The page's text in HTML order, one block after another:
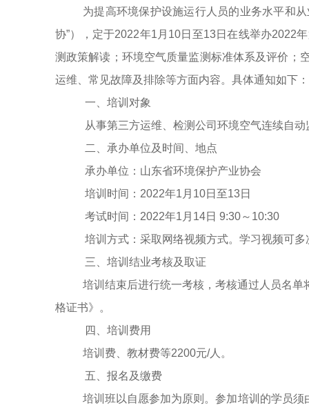
为提高环境保护设施运行人员的业务水平和
协”），定于2022年1 月 10日至13日在线举办2022
测政策解读；环境空气质量监测标准体系及评价；
运维、常见故障及排除等方面内容。 具体通知如下：
一、培训对象
从事第三方运维 、检测公司环境空气连续自动
二、承办单位及时间、地点
承办单位： 山东省环境保护产业协会
培训时间：2022年1月10日至13日
考试时间： 2022年1月14日 9:30～10:30
培训方式：采取网络视频方式。学习视频可
三、培训结业考核及取证
培训结束后进行统一考核，考核通过人员名
格证书》。
四、培训费用
培训费、教材费等2200元/人。
五、报名及缴费
培训班以自愿参加为原则。参加培训的学员